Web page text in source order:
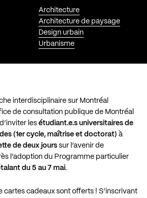
Architecture
Architecture de paysage
Design urbain
Urbanisme
interdisciplinaire sur Montréal
de consultation publique de Montréal
les étudiant.e.s universitaires de
(1er cycle, maîtrise et doctorat) à
de deux jours sur l’avenir de
l’adoption du Programme particulier
du 5 au 7 mai.
cartes cadeaux sont offerts ! S’inscrivant